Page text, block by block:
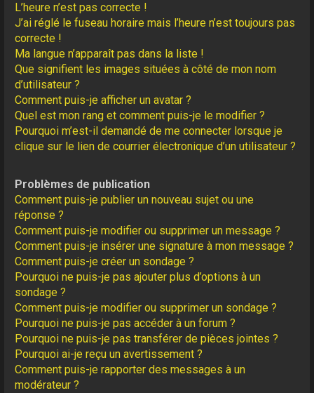
L’heure n’est pas correcte !
J’ai réglé le fuseau horaire mais l’heure n’est toujours pas
correcte !
Ma langue n’apparaît pas dans la liste !
Que signifient les images situées à côté de mon nom
d’utilisateur ?
Comment puis-je afficher un avatar ?
Quel est mon rang et comment puis-je le modifier ?
Pourquoi m’est-il demandé de me connecter lorsque je
clique sur le lien de courrier électronique d’un utilisateur ?
Problèmes de publication
Comment puis-je publier un nouveau sujet ou une
réponse ?
Comment puis-je modifier ou supprimer un message ?
Comment puis-je insérer une signature à mon message ?
Comment puis-je créer un sondage ?
Pourquoi ne puis-je pas ajouter plus d’options à un
sondage ?
Comment puis-je modifier ou supprimer un sondage ?
Pourquoi ne puis-je pas accéder à un forum ?
Pourquoi ne puis-je pas transférer de pièces jointes ?
Pourquoi ai-je reçu un avertissement ?
Comment puis-je rapporter des messages à un
modérateur ?